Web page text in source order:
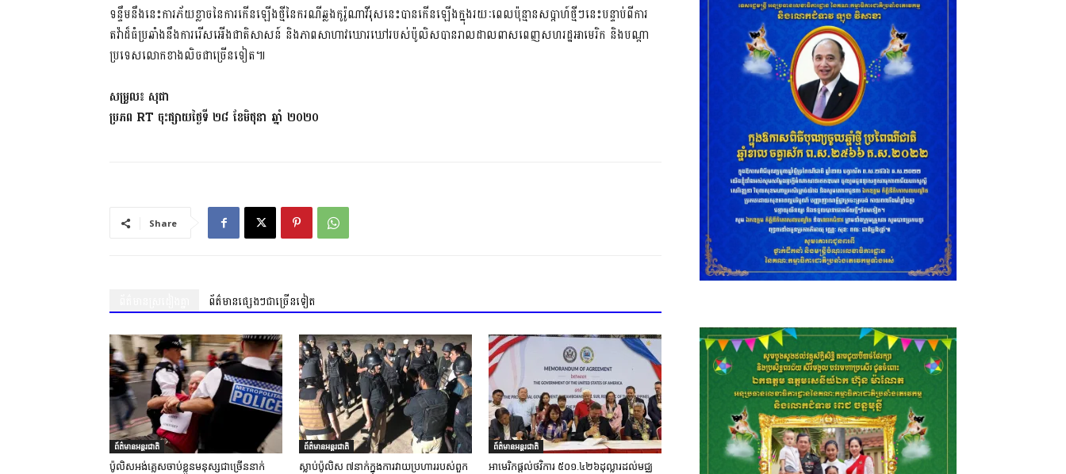
ទន្ទឹមនឹងនេះ​ការភ័យខ្លាច​នៃ​ការកើនឡើង​ថ្មី​នៃ​ករណី​ឆ្លង​កូ​រ៉ូ​ណាវី​រុស​នេះ​បាន​កើនឡើង​ក្នុង​រយៈពេល​ប៉ុន្មាន​សប្តាហ៍ថ្មីៗនេះ​បន្ទាប់ពី​ការ
តវ៉ា​ដ៏​ធំ​ប្រឆាំងនឹង​ការរើសអើង​ជាតិ​សាសន៍ និង​ភាព​សាហាវឃោរឃៅ​របស់​ប៉ូលិស​បាន​រាលដាល​ពាសពេញ​សហរដ្ឋអាមេរិក និង​បណ្តា​
ប្រទេស​លោកខាងលិច​ជាច្រើន​ទៀត៕
សម្រួល៖ សុ​ផា
ប្រភព RT ចុះផ្សាយ​ថ្ងៃទី ២៨ ខែមិថុនា ឆ្នាំ ២០២០
Share
ព័ត៌មានផ្សេងៗជាច្រើនទៀត
ព័ត៌មានអន្តរជាតិ
ប៉ូលិសអង់គ្លេសចាប់ខ្លួនមនុស្សជាច្រើននាក់
ព័ត៌មានអន្តរជាតិ
ស្លាប់ប៉ូលិស ៧នាក់ក្នុងការវាយប្រហាររបស់ពួក
ព័ត៌មានអន្តរជាតិ
អាមេរិកផ្តល់ថវិការ ៥០១.៤២៦ដុល្លារដល់មជ្ឈ